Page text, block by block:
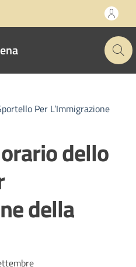
Per L’Immigrazione
dello
della